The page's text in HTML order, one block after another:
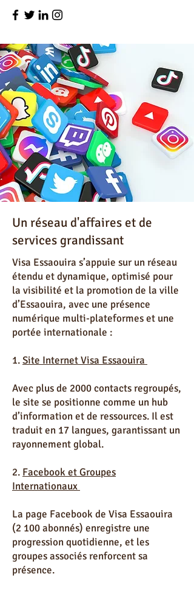
Un réseau d'affaires et de
services grandissant
Visa Essaouira s’appuie sur un réseau
étendu et dynamique, optimisé pour
la visibilité et la promotion de la ville
d’Essaouira, avec une présence
numérique multi-plateformes et une
portée internationale :
1.Site Internet Visa Essaouira
Avec plus de 2000 contacts regroupés,
le site se positionne comme un hub
d’information et de ressources. Il est
traduit en 17 langues, garantissant un
rayonnement global.
2. Facebook et Groupes
Internationaux
La page Facebook de Visa Essaouira
(2 100 abonnés) enregistre une
progression quotidienne, et les
groupes associés renforcent sa
présence.